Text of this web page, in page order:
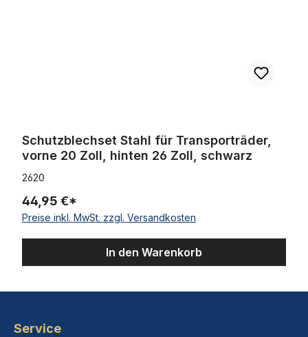
Schutzblechset Stahl für Transporträder,
vorne 20 Zoll, hinten 26 Zoll, schwarz
2620
44,95 €*
Preise inkl. MwSt. zzgl. Versandkosten
In den Warenkorb
Service